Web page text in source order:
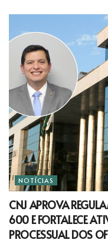
NOTÍCIAS
CNJ APROVA
600 E FORTALECE
PROCESSUAL DOS